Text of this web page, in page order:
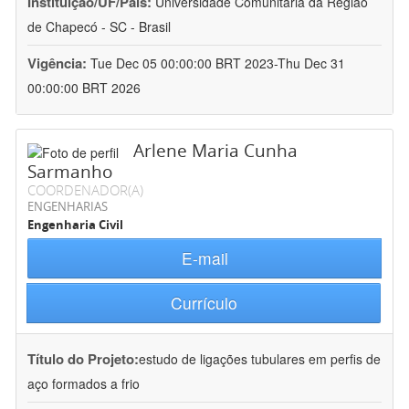
de Chapecó - SC - Brasil
Vigência: Tue Dec 05 00:00:00 BRT 2023-Thu Dec 31
00:00:00 BRT 2026
Arlene Maria Cunha
Sarmanho
COORDENADOR(A)
ENGENHARIAS
Engenharia Civil
E-mail
Currículo
Título do Projeto:estudo de ligações tubulares em perfis de
aço formados a frio